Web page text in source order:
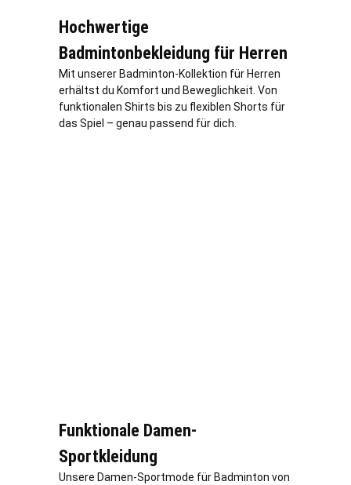
Hochwertige
Badmintonbekleidung für Herren
Mit unserer Badminton-Kollektion für Herren
erhältst du Komfort und Beweglichkeit. Von
funktionalen Shirts bis zu flexiblen Shorts für
das Spiel – genau passend für dich.
Funktionale Damen-
Sportkleidung
Unsere Damen-Sportmode für Badminton von